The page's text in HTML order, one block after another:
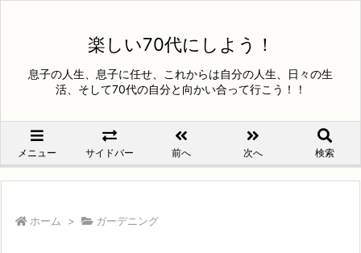
楽しい70代にしよう！
息子の人生、息子に任せ、これからは自分の人生、日々の生
活、そして70代の自分と向かい合って行こう！！
メニュー サイドバー 前へ 次へ 検索
ホーム > ガーデニング